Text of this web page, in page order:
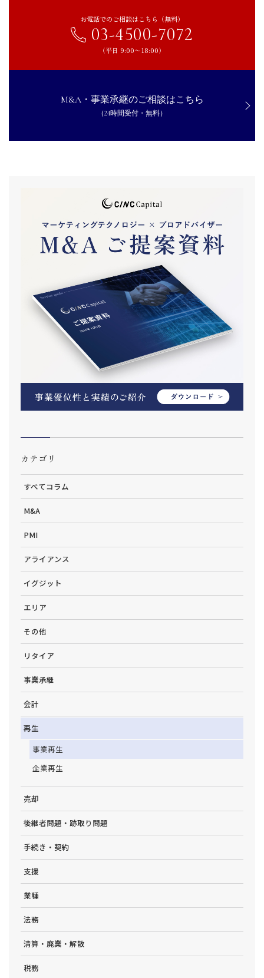
お電話でのご相談はこちら（無料）
03-4500-7072
（平日 9:00〜18:00）
M&A・事業承継のご相談はこちら
（24時間受付・無料）
カテゴリ
すべてコラム
M&A
PMI
アライアンス
イグジット
エリア
その他
リタイア
事業承継
会計
再生
事業再生
企業再生
売却
後継者問題・跡取り問題
手続き・契約
支援
業種
法務
清算・廃業・解散
税務